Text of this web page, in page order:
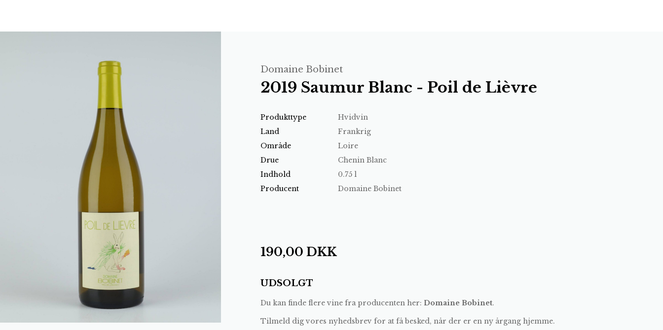
Domaine Bobinet
2019 Saumur Blanc - Poil de Lièvre
Produkttype
Hvidvin
Land
Frankrig
Område
Loire
Drue
Chenin Blanc
Indhold
0.75 l
Producent
Domaine Bobinet
190,00 DKK
UDSOLGT
Du kan finde flere vine fra producenten her: Domaine Bobinet.
Tilmeld dig vores nyhedsbrev for at få besked, når der er en ny årgang hjemme.